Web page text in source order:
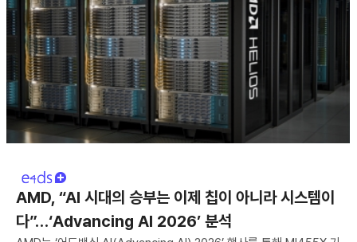
AMD, “AI 시대의 승부는 이제 칩이 아니라 시스템이
다”…‘Advancing AI 2026’ 분석